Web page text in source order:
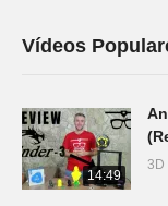
Vídeos
14:49
3D